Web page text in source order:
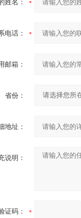
姓名：
电话：
邮箱：
省份：
地址：
说明：
证码：